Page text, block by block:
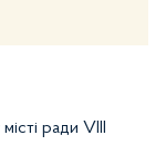
ради VIIІ